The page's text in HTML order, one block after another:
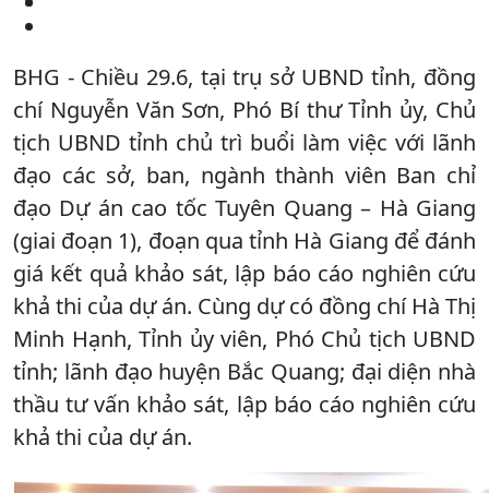
BHG - Chiều 29.6, tại trụ sở UBND tỉnh, đồng
chí Nguyễn Văn Sơn, Phó Bí thư Tỉnh ủy, Chủ
tịch UBND tỉnh chủ trì buổi làm việc với lãnh
đạo các sở, ban, ngành thành viên Ban chỉ
đạo Dự án cao tốc Tuyên Quang – Hà Giang
(giai đoạn 1), đoạn qua tỉnh Hà Giang để đánh
giá kết quả khảo sát, lập báo cáo nghiên cứu
khả thi của dự án. Cùng dự có đồng chí Hà Thị
Minh Hạnh, Tỉnh ủy viên, Phó Chủ tịch UBND
tỉnh; lãnh đạo huyện Bắc Quang; đại diện nhà
thầu tư vấn khảo sát, lập báo cáo nghiên cứu
khả thi của dự án.